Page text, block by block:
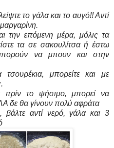
το γάλα και το αυγό!! Αντί
την επόμενη μέρα, μόλις τα
τα σε σακουλίτσα ή έστω
να μπουν και στην
τσουρέκια, μπορείτε και με
πρίν το ψήσιμο, μπορεί να
δε θα γίνουν πολύ αφράτα
βάλτε αντί νερό, γάλα και 3